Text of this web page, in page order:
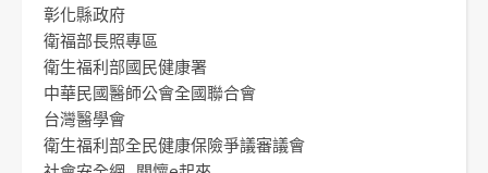
彰化縣政府
衛福部長照專區
衛生福利部國民健康署
中華民國醫師公會全國聯合會
台灣醫學會
衛生福利部全民健康保險爭議審議會